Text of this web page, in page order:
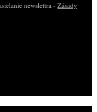
newslettra - Zásady